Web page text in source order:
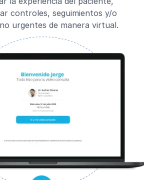
controles, seguimientos y/o
urgentes de manera virtual.